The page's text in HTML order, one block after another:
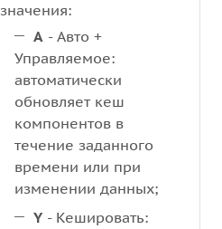
значения:
A - Авто +
Управляемое:
автоматически
обновляет кеш
компонентов в
течение заданного
времени или при
изменении данных;
Y - Кешировать: